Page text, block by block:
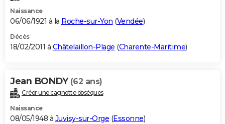
Naissance
06/06/1921 à la Roche-sur-Yon (Vendée)
Décès
18/02/2011 à Châtelaillon-Plage (Charente-Maritime)
Jean BONDY (62 ans)
Créer une cagnotte obsèques
Naissance
08/05/1948 à Juvisy-sur-Orge (Essonne)